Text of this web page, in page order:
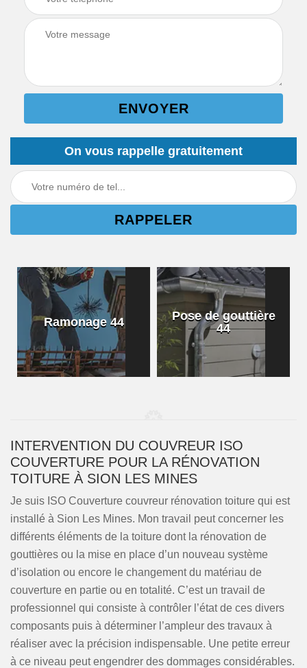
On vous rappelle gratuitement
Ramonage 44
Pose de gouttière
44
INTERVENTION DU COUVREUR ISO
COUVERTURE POUR LA RÉNOVATION
TOITURE À SION LES MINES
Je suis ISO Couverture couvreur rénovation toiture qui est
installé à Sion Les Mines. Mon travail peut concerner les
différents éléments de la toiture dont la rénovation de
gouttières ou la mise en place d’un nouveau système
d’isolation ou encore le changement du matériau de
couverture en partie ou en totalité. C’est un travail de
professionnel qui consiste à contrôler l’état de ces divers
composants puis à déterminer l’ampleur des travaux à
réaliser avec la précision indispensable. Une petite erreur
à ce niveau peut engendrer des dommages considérables.